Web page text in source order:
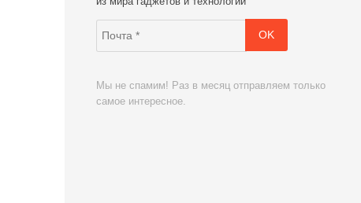
Мы не спамим! Раз в месяц отправляем только
самое интересное.